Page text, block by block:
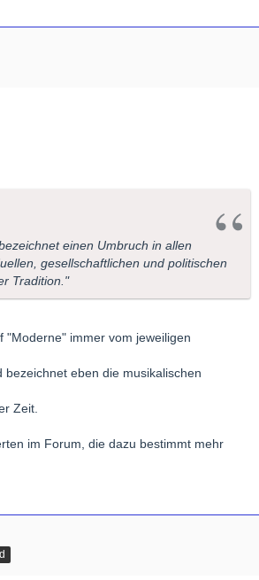
einen Umbruch in allen
gesellschaftlichen und politischen
Tradition."
"Moderne" immer vom jeweiligen
bezeichnet eben die musikalischen
Zeit.
im Forum, die dazu bestimmt mehr